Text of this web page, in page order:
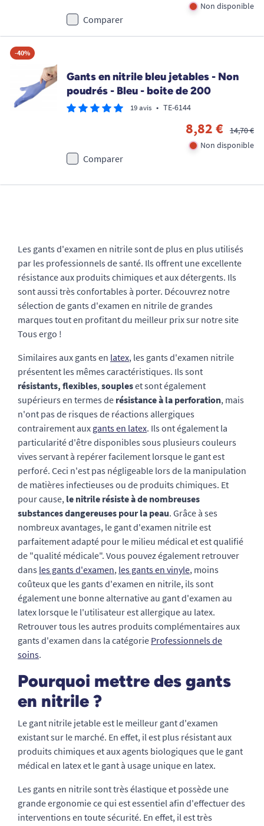
Non disponible
Comparer
-40%
Gants en nitrile bleu jetables - Non
poudrés - Bleu - boite de 200
19 avis • TE-6144
8,82 €
14,70 €
Non disponible
Comparer
Les gants d'examen en nitrile sont de plus en plus utilisés
par les professionnels de santé. Ils offrent une excellente
résistance aux produits chimiques et aux détergents. Ils
sont aussi très confortables à porter. Découvrez notre
sélection de gants d'examen en nitrile de grandes
marques tout en profitant du meilleur prix sur notre site
Tous ergo !
Similaires aux gants en latex, les gants d'examen nitrile
présentent les mêmes caractéristiques. Ils sont
résistants, flexibles,soupleset sont également
supérieurs en termes de résistance à la perforation, mais
n'ont pas de risques de réactions allergiques
contrairement aux gants en latex. Ils ont également la
particularité d'être disponibles sous plusieurs couleurs
vives servant à repérer facilement lorsque le gant est
perforé. Ceci n'est pas négligeable lors de la manipulation
de matières infectieuses ou de produits chimiques. Et
pour cause, le nitrile résiste à de nombreuses
substances dangereuses pour la peau. Grâce à ses
nombreux avantages, le gant d'examen nitrile est
parfaitement adapté pour le milieu médical et est qualifié
de "qualité médicale". Vous pouvez également retrouver
dans les gants d'examen, les gants en vinyle, moins
coûteux que les gants d'examen en nitrile, ils sont
également une bonne alternative au gant d'examen au
latex lorsque le l'utilisateur est allergique au latex.
Retrouver tous les autres produits complémentaires aux
gants d'examen dans la catégorie Professionnels de
soins.
Pourquoi mettre des gants
en nitrile ?
Le gant nitrile jetable est le meilleur gant d'examen
existant sur le marché. En effet, il est plus résistant aux
produits chimiques et aux agents biologiques que le gant
médical en latex et le gant à usage unique en latex.
Les gants en nitrile sont très élastique et possède une
grande ergonomie ce qui est essentiel afin d'effectuer des
interventions en toute sécurité. En effet, il est très